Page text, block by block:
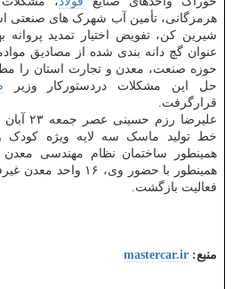
هرمزگانی، تأمین آب شهرک های صنعتی
شیرین کن، تفویض اختیار تمدید
عنوان گچ دانه بندی شده از مصادیق
حوزه صنعت، معدن و تجارت استان را
حل این مشکلات دردستورکار وزیر
قرارگرفت.
علیرضا
خط تولید ماسک سه لایه ویژه کودک
همینطور ساختمان نظام مهندسی معدن
همینطور با حضور وی،
فعالیت بازگشت.
منبع: mastercar.ir